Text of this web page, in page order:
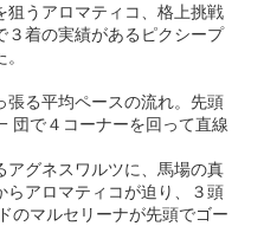
狙うアロマティコ、格上挑戦
３着の実績があるピクシープ
張る平均ペースの流れ。先頭
団で４コーナーを回って直線
アグネスワルツに、馬場の真
らアロマティコが迫り、３頭
のマルセリーナが先頭でゴー